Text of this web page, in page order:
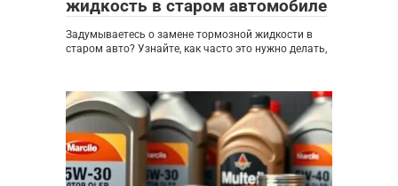
жидкость в старом автомобиле
Задумываетесь о замене тормозной жидкости в
старом авто? Узнайте, как часто это нужно делать,